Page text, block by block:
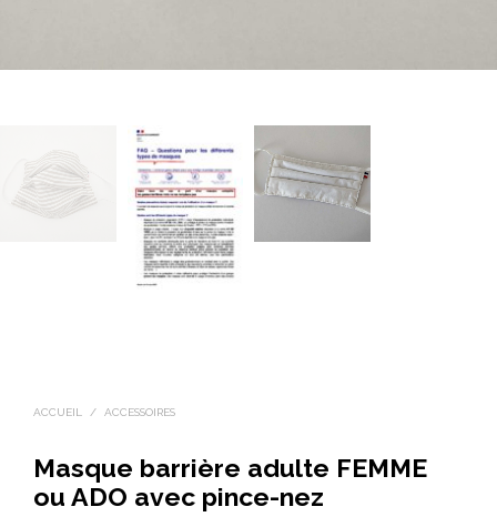
ACCUEIL / ACCESSOIRES
Masque barrière adulte FEMME
ou ADO avec pince-nez